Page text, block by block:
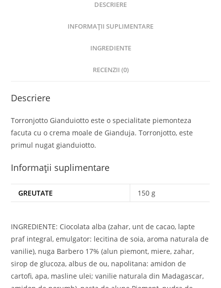
DESCRIERE
INFORMAȚII SUPLIMENTARE
INGREDIENTE
RECENZII (0)
Descriere
Torronjotto Gianduiotto este o specialitate piemonteza
facuta cu o crema moale de Gianduja. Torronjotto, este
primul nugat gianduiotto.
Informații suplimentare
GREUTATE 150 g
INGREDIENTE: Ciocolata alba (zahar, unt de cacao, lapte
praf integral, emulgator: lecitina de soia, aroma naturala de
vanilie), nuga Barbero 17% (alun piemont, miere, zahar,
sirop de glucoza, albus de ou, napolitana: amidon de
cartofi, apa, masline ulei; vanilie naturala din Madagascar,